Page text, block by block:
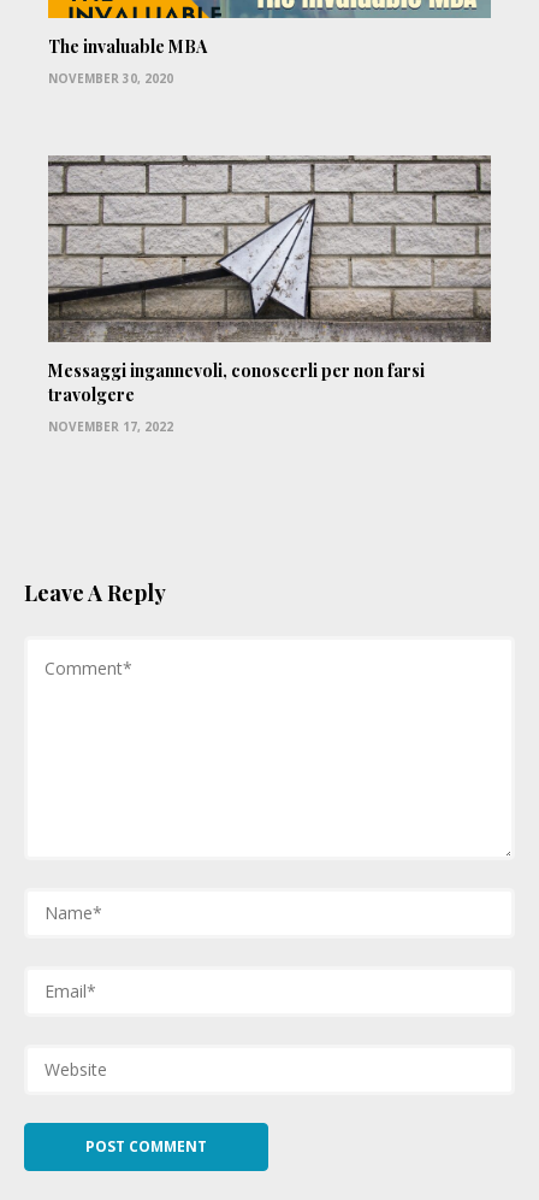
The invaluable MBA
NOVEMBER 30, 2020
Messaggi ingannevoli, conoscerli per non farsi
travolgere
NOVEMBER 17, 2022
Leave A Reply